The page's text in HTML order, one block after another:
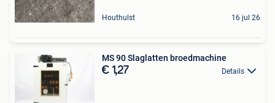
Houthulst 16 jul 26
MS 90 Slaglatten broedmachine
€ 1,27 Details